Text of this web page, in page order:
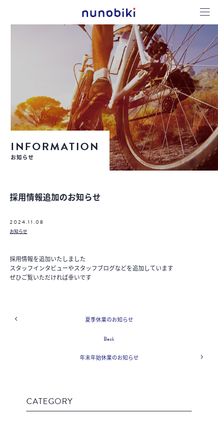
INFORMATION
お知らせ
採用情報追加のお知らせ
2024.11.08
お知らせ
採用情報を追加いたしました
スタッフインタビューやスタッフブログなどを追加しています
ぜひご覧いただければ幸いです
夏季休業のお知らせ
Back
年末年始休業のお知らせ
CATEGORY